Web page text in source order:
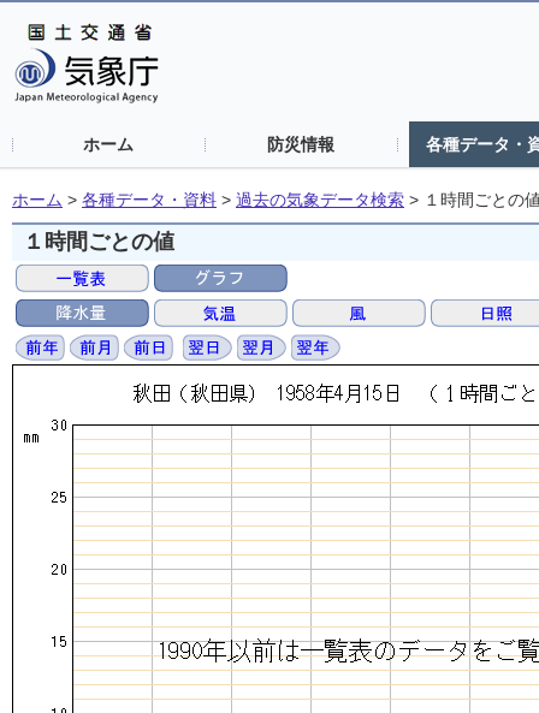
ホーム 防災情報 各種データ・
ホーム > 各種データ・資料 > 過去の気象データ検索 > １時間ごとの
１時間ごとの値